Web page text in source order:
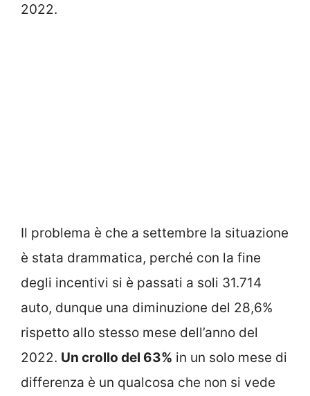
2022.
Il problema è che a settembre la situazione
è stata drammatica, perché con la fine
degli incentivi si è passati a soli 31.714
auto, dunque una diminuzione del 28,6%
rispetto allo stesso mese dell’anno del
2022. Un crollo del 63% in un solo mese di
differenza è un qualcosa che non si vede